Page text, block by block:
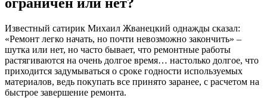
Известный сатирик Михаил Жванецкий однажды сказал:
«Ремонт легко начать, но почти невозможно закончить» –
шутка или нет, но часто бывает, что ремонтные работы
растягиваются на очень долгое время… настолько долгое, что
приходится задумываться о сроке годности используемых
материалов, ведь покупать все принято заранее, с расчетом на
быстрое завершение ремонта.